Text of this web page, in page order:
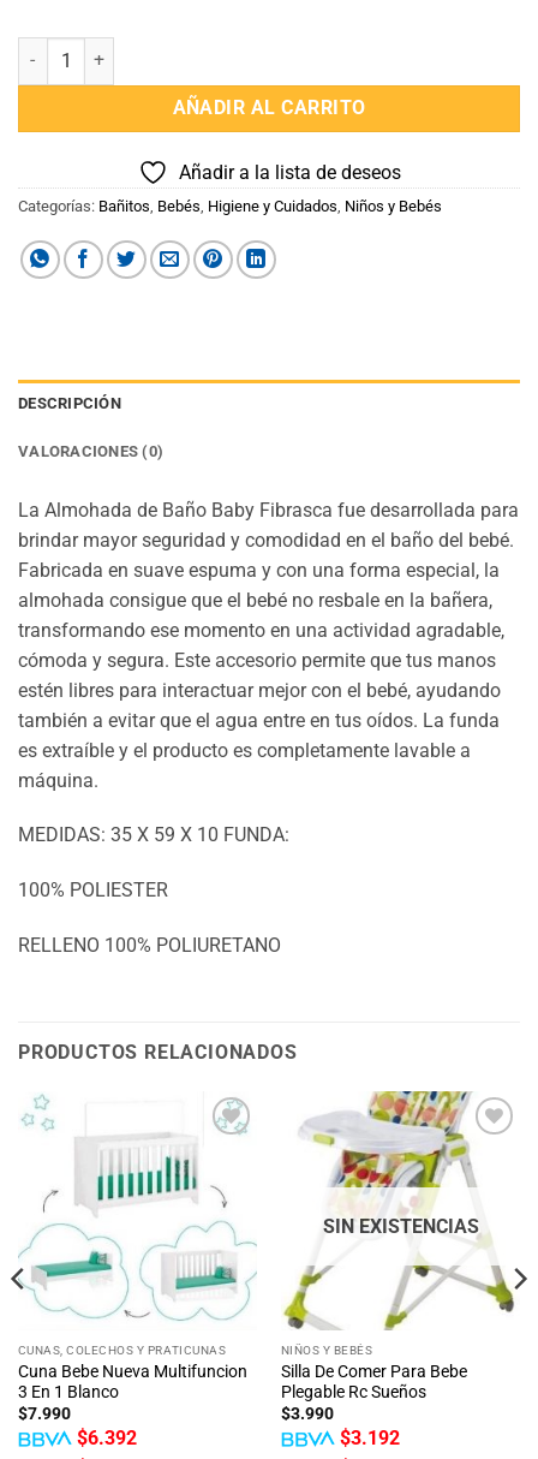
Almohada de Baño Bebe cantidad
AÑADIR AL CARRITO
Añadir a la lista de deseos
Categorías: Bañitos Bebés Higiene y Cuidados Niños y Bebés
DESCRIPCIÓN
VALORACIONES (0)
La Almohada de Baño Baby Fibrasca fue desarrollada para
brindar mayor seguridad y comodidad en el baño del bebé.
Fabricada en suave espuma y con una forma especial, la
almohada consigue que el bebé no resbale en la bañera,
transformando ese momento en una actividad agradable,
cómoda y segura. Este accesorio permite que tus manos
estén libres para interactuar mejor con el bebé, ayudando
también a evitar que el agua entre en tus oídos. La funda
es extraíble y el producto es completamente lavable a
máquina.
MEDIDAS: 35 X 59 X 10 FUNDA:
100% POLIESTER
RELLENO 100% POLIURETANO
PRODUCTOS RELACIONADOS
lista
de
deseos
CUNAS, COLECHOS Y PRATICUNAS
Cuna Bebe Nueva Multifuncion
3 En 1 Blanco
$7.990
$6.392
Añadir
lista
deseos
SIN EXISTENCIAS
NIÑOS Y BEBÉS
Silla De Comer Para Bebe
Plegable Rc Sueños
$3.990
$3.192